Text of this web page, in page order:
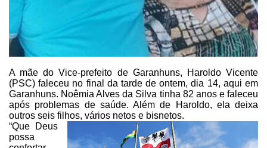
Amãe do Vice-prefeito de Garanhuns, Haroldo Vicente
(PSC) faleceu no final da tarde de ontem, dia 14, aqui em
Garanhuns. Noêmia Alves da Silva tinha 82 anose faleceu
após problemas de saúde. Além de Haroldo, ela deixa
outros seis filhos, vários netos e bisnetos.
“Que Deus
possa